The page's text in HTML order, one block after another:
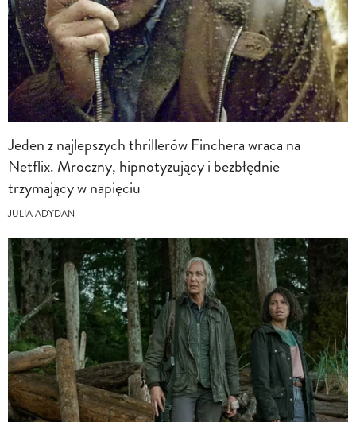
Jeden z najlepszych thrillerów Finchera wraca na
Netflix. Mroczny, hipnotyzujący i bezbłędnie
trzymający w napięciu
JULIA ADYDAN